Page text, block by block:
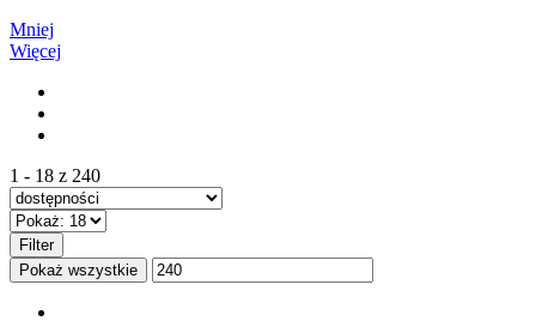
Mniej
Więcej
1 - 18 z 240
Filter
Pokaż wszystkie